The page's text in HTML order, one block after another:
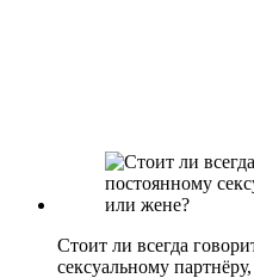
Стоит ли всегда
сексуальному